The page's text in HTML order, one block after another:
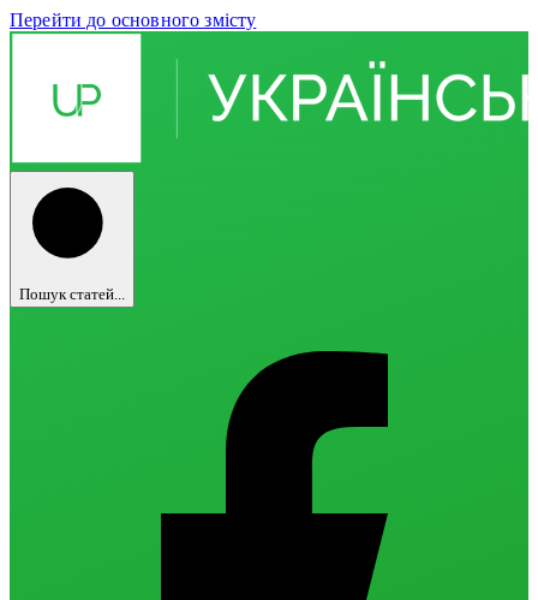
Перейти до основного змісту
Пошук статей...